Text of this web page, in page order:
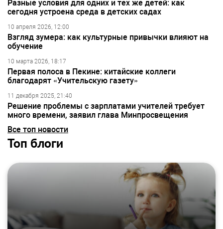
Разные условия для одних и тех же детей: как
сегодня устроена среда в детских садах
10 апреля 2026, 12:00
Взгляд зумера: как культурные привычки влияют на
обучение
10 марта 2026, 18:17
Первая полоса в Пекине: китайские коллеги
благодарят «Учительскую газету»
11 декабря 2025, 21:40
Решение проблемы с зарплатами учителей требует
много времени, заявил глава Минпросвещения
Все топ новости
Топ блоги